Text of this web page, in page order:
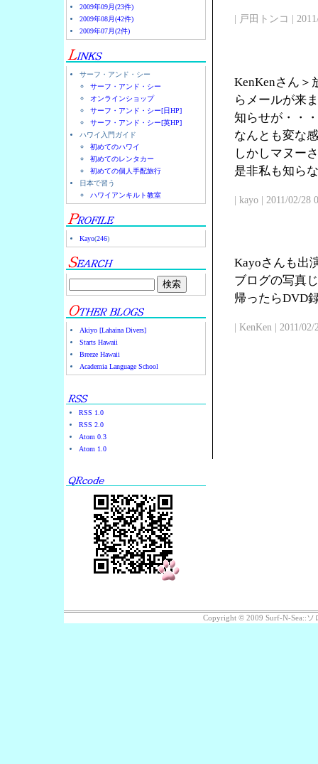
2009年09月(23件)
2009年08月(42件)
2009年07月(2件)
サーフ・アンド・シー
サーフ・アンド・シー
オンラインショップ
サーフ・アンド・シー[日HP]
サーフ・アンド・シー[英HP]
ハワイ入門ガイド
初めてのハワイ
初めてのレンタカー
初めての個人手配旅行
日本で習う
ハワイアンキルト教室
Kayo(246)
Akiyo [Lahaina Divers]
Starts Hawaii
Breeze Hawaii
Academia Language School
RSS 1.0
RSS 2.0
Atom 0.3
Atom 1.0
| 戸田トンコ |
KenKenさん＞
らメールが来
知らせが・・・
なんとも変な
しかしマヌー
是非私も知ら
| kayo | 2011/02/28
Kayoさんも出
ブログの写真
帰ったらDVD
| KenKen | 2011/
Copyright © 2009 Surf-N-Sea::